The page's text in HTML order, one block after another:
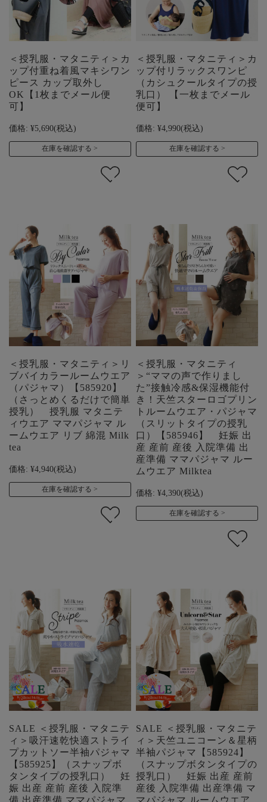
＜授乳服・マタニティ＞カ
ップ付重ね着風マキシワン
ピース カップ取外し
OK【1枚までメール便
可】
価格: ¥5,690(税込)
在庫を確認する
＜授乳服・マタニティ＞カ
ップ付リラックスワンピ
（カシュクールタイプの授
乳口） 【一枚までメール
便可】
価格: ¥4,990(税込)
在庫を確認する
＜授乳服・マタニティ＞リ
ブバイカラールームウエア
（パジャマ）【585920】
（さっとめくるだけで簡単
授乳） 授乳服 マタニテ
ィウエア ママパジャマ ル
ームウエア リブ 綿混 Milk
tea
価格: ¥4,940(税込)
在庫を確認する
＜授乳服・マタニティ
＞“ママの声で作りまし
た”接触冷感&保湿機能付
き！天竺スターロゴプリン
トルームウエア・パジャマ
（スリットタイプの授乳
口）【585946】 妊娠 出
産 産前 産後 入院準備 出
産準備 ママパジャマ ルー
ムウエア Milktea
価格: ¥4,390(税込)
在庫を確認する
SALE ＜授乳服・マタニテ
ィ＞吸汗速乾快適ストライ
プカットソー半袖パジャマ
【585925】（スナップボ
タンタイプの授乳口） 妊
娠 出産 産前 産後 入院準
SALE ＜授乳服・マタニテ
ィ＞天竺ユニコーン＆星柄
半袖パジャマ【585924】
（スナップボタンタイプの
授乳口） 妊娠 出産 産前
産後 入院準備 出産準備 マ